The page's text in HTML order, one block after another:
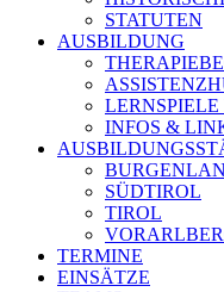
STATUTEN
AUSBILDUNG
INFOS &
SÜDTIROL
TIROL
TERMINE
EINSÄTZE